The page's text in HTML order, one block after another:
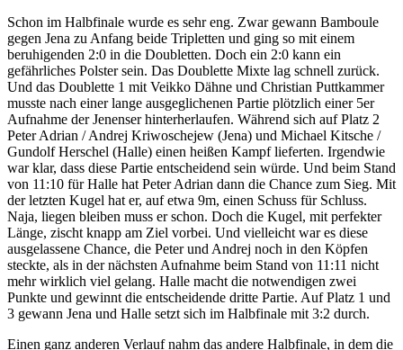
Schon im Halbfinale wurde es sehr eng. Zwar gewann Bamboule
gegen Jena zu Anfang beide Tripletten und ging so mit einem
beruhigenden 2:0 in die Doubletten. Doch ein 2:0 kann ein
gefährliches Polster sein. Das Doublette Mixte lag schnell zurück.
Und das Doublette 1 mit Veikko Dähne und Christian Puttkammer
musste nach einer lange ausgeglichenen Partie plötzlich einer 5er
Aufnahme der Jenenser hinterherlaufen. Während sich auf Platz 2
Peter Adrian / Andrej Kriwoschejew (Jena) und Michael Kitsche /
Gundolf Herschel (Halle) einen heißen Kampf lieferten. Irgendwie
war klar, dass diese Partie entscheidend sein würde. Und beim Stand
von 11:10 für Halle hat Peter Adrian dann die Chance zum Sieg. Mit
der letzten Kugel hat er, auf etwa 9m, einen Schuss für Schluss.
Naja, liegen bleiben muss er schon. Doch die Kugel, mit perfekter
Länge, zischt knapp am Ziel vorbei. Und vielleicht war es diese
ausgelassene Chance, die Peter und Andrej noch in den Köpfen
steckte, als in der nächsten Aufnahme beim Stand von 11:11 nicht
mehr wirklich viel gelang. Halle macht die notwendigen zwei
Punkte und gewinnt die entscheidende dritte Partie. Auf Platz 1 und
3 gewann Jena und Halle setzt sich im Halbfinale mit 3:2 durch.
Einen ganz anderen Verlauf nahm das andere Halbfinale, in dem die